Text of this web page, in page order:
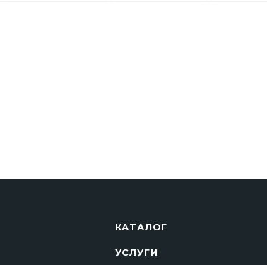
КАТАЛОГ
УСЛУГИ